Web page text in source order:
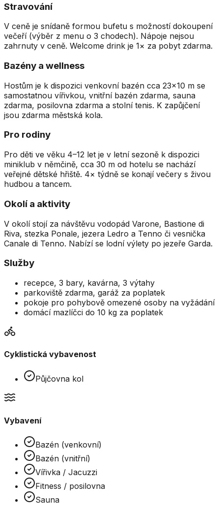
Stravování
V ceně je snídaně formou bufetu s možností dokoupení
večeří (výběr z menu o 3 chodech). Nápoje nejsou
zahrnuty v ceně. Welcome drink je 1× za pobyt zdarma.
Bazény a wellness
Hostům je k dispozici venkovní bazén cca 23×10 m se
samostatnou vířivkou, vnitřní bazén zdarma, sauna
zdarma, posilovna zdarma a stolní tenis. K zapůjčení
jsou zdarma městská kola.
Pro rodiny
Pro děti ve věku 4–12 let je v letní sezoně k dispozici
miniklub v němčině, cca 30 m od hotelu se nachází
veřejné dětské hřiště. 4× týdně se konají večery s živou
hudbou a tancem.
Okolí a aktivity
V okolí stojí za návštěvu vodopád Varone, Bastione di
Riva, stezka Ponale, jezera Ledro a Tenno či vesnička
Canale di Tenno. Nabízí se lodní výlety po jezeře Garda.
Služby
recepce, 3 bary, kavárna, 3 výtahy
parkoviště zdarma, garáž za poplatek
pokoje pro pohybově omezené osoby na vyžádání
domácí mazlíčci do 10 kg za poplatek
Cyklistická vybavenost
Půjčovna kol
Vybavení
Bazén (venkovní)
Bazén (vnitřní)
Vířivka / Jacuzzi
Fitness / posilovna
Sauna